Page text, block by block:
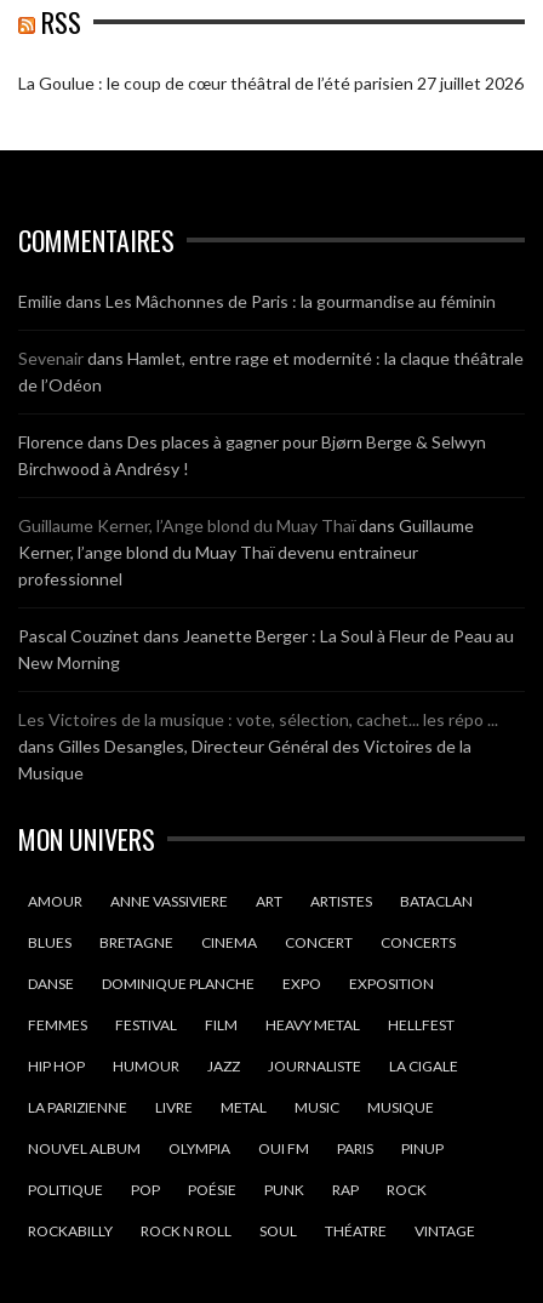
RSS
La Goulue : le coup de cœur théâtral de l’été parisien 27 juillet 2026
COMMENTAIRES
Emiliedans Les Mâchonnes de Paris : la gourmandise au féminin
Sevenairdans Hamlet, entre rage et modernité : la claque théâtrale
de l’Odéon
Florencedans Des places à gagner pour Bjørn Berge & Selwyn
Birchwood à Andrésy !
Guillaume Kerner, l’Ange blond du Muay Thaïdans Guillaume
Kerner, l’ange blond du Muay Thaï devenu entraineur
professionnel
Pascal Couzinet dans Jeanette Berger : La Soul à Fleur de Peau au
New Morning
Les Victoires de la musique : vote, sélection, cachet... les répo ...
dans Gilles Desangles, Directeur Général des Victoires de la
Musique
MON UNIVERS
AMOUR ANNE VASSIVIERE ART ARTISTES BATACLAN
BLUES BRETAGNE CINEMA CONCERT CONCERTS
DANSE DOMINIQUE PLANCHE EXPO EXPOSITION
FEMMES FESTIVAL FILM HEAVY METAL HELLFEST
HIP HOP HUMOUR JAZZ JOURNALISTE LA CIGALE
LA PARIZIENNE LIVRE METAL MUSIC MUSIQUE
NOUVEL ALBUM OLYMPIA OUI FM PARIS PINUP
POLITIQUE POP POÉSIE PUNK RAP ROCK
ROCKABILLY ROCK N ROLL SOUL THÉATRE VINTAGE